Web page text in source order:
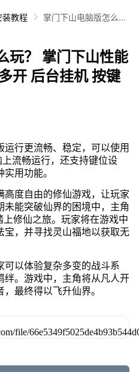
装教程
掌门下山电脑版怎么
台挂机 按键设置教程
玩？ 掌门下山性能
开 后台挂机 按键
行更流畅、稳定，可以使用
流畅运行，还支持键位设
用功能。
高度自由的修仙游戏，让玩家
能突破仙界的困境中，主角
上修仙之旅。玩家将在游戏中
宝，并寻找灵山福地以获取无
可以体验复杂多变的战斗系
绊。游戏中，主角将从凡人开
最终得以飞升仙界。